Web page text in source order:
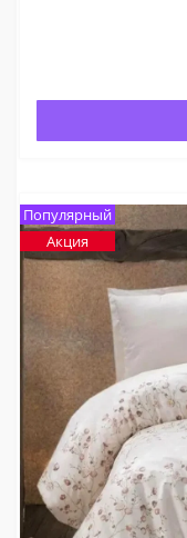
Популярный
Акция